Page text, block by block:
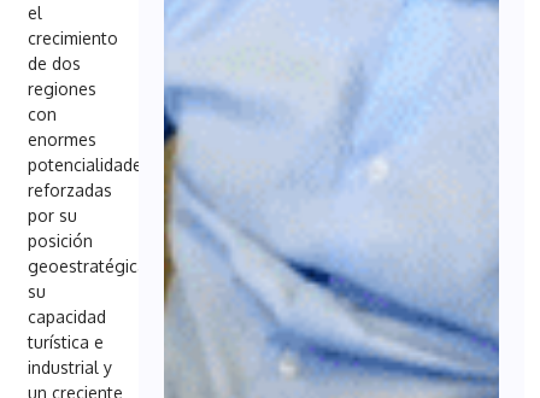
el
crecimiento
de dos
regiones
con
enormes
potencialidades,
reforzadas
por su
posición
geoestratégica,
su
capacidad
turística e
industrial y
un creciente